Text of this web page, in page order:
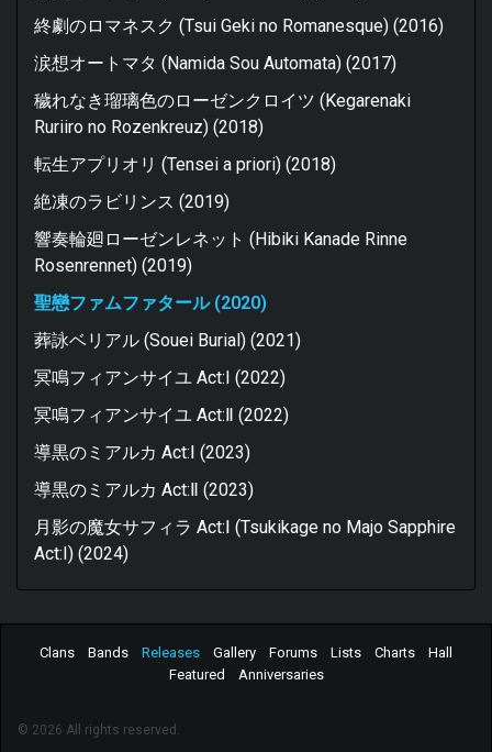
終劇のロマネスク (Tsui Geki no Romanesque) (2016)
涙想オートマタ (Namida Sou Automata) (2017)
穢れなき瑠璃色のローゼンクロイツ (Kegarenaki
Ruriiro no Rozenkreuz) (2018)
転生アプリオリ (Tensei a priori) (2018)
絶凍のラビリンス (2019)
響奏輪廻ローゼンレネット (Hibiki Kanade Rinne
Rosenrennet) (2019)
聖戀ファムファタール (2020)
葬詠ベリアル (Souei Burial) (2021)
冥鳴フィアンサイユ Act:I (2022)
冥鳴フィアンサイユ Act:Ⅱ (2022)
導黒のミアルカ Act:Ⅰ (2023)
導黒のミアルカ Act:Ⅱ (2023)
月影の魔女サフィラ Act:Ⅰ (Tsukikage no Majo Sapphire
Act:I) (2024)
Clans Bands Releases Gallery Forums Lists Charts
Hall
Featured
Anniversaries
© 2026 All rights reserved.